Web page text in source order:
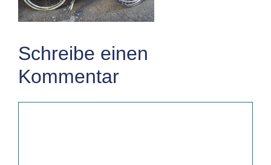
Schreibe einen
Kommentar